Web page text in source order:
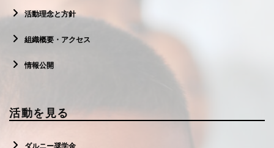
活動理念と方針
組織概要・アクセス
情報公開
活動を見る